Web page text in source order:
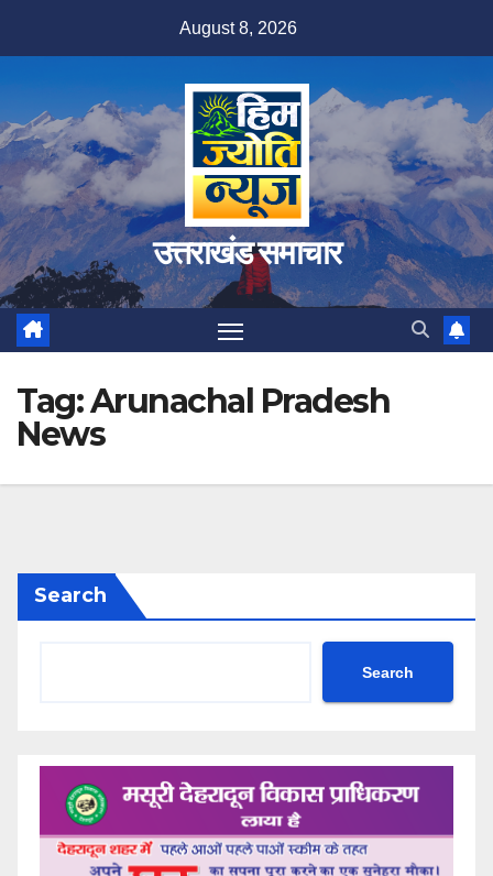
August 8, 2026
उत्तराखंड समाचार
Tag:Arunachal Pradesh
News
Search
Search